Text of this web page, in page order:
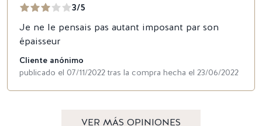
3/5
Je ne le pensais pas autant imposant par son
épaisseur
Cliente anónimo
publicado el 07/11/2022 tras la compra hecha el 23/06/2022
VER MÁS OPINIONES